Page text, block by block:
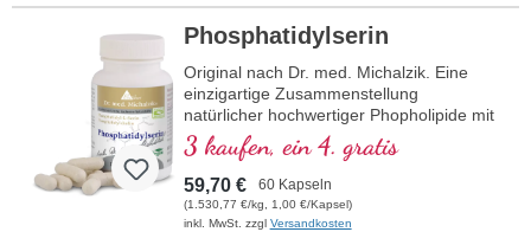
und über 20 Jahre Erfahrung garantieren
höchste Qualität. Von Ärzten entwickelt.
mehr Informationen zu
Mitochondrium forte PRO
Phosphatidylserin
Original nach Dr. med. Michalzik. Eine
einzigartige Zusammenstellung
natürlicher hochwertiger Phopholipide mit
einem hohen Gehalt an wertvollem
Phophatidylserin. Hohe Reinheit, seit über
15 Jahren das bewährte Phosphatidyserin
Produkt319 mg Gesamt-
Phospholipidgehalt pro Kapsel:
3 kaufen, ein 4. gratis
59,70 € 60 Kapseln
(1.530,77 €/kg, 1,00 €/Kapsel)
inkl. MwSt. zzgl Versandkosten